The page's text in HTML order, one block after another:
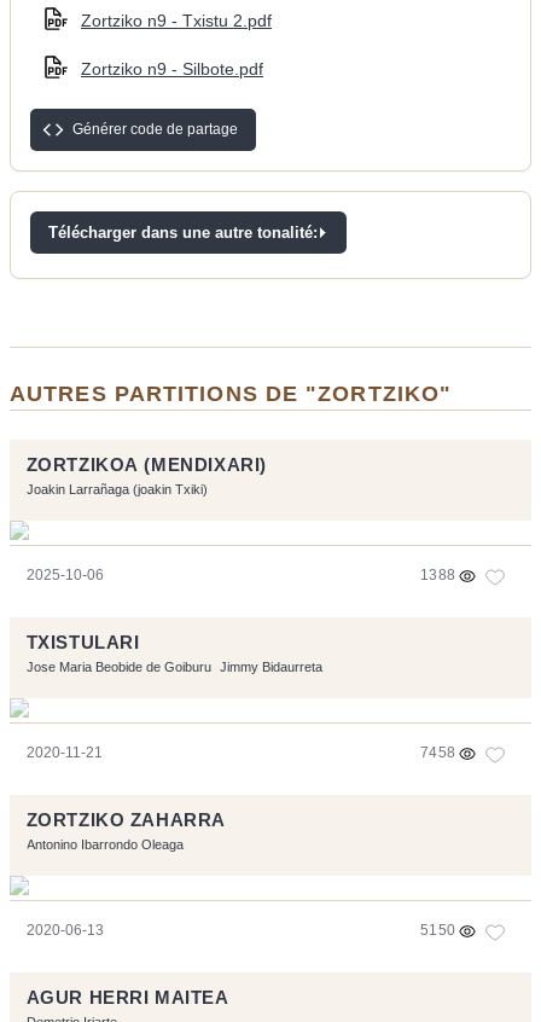
Zortziko n9 - Txistu 2.pdf
Zortziko n9 - Silbote.pdf
Générer code de partage
Télécharger dans une autre tonalité:
AUTRES PARTITIONS DE "ZORTZIKO"
ZORTZIKOA (MENDIXARI)
Joakin Larrañaga (joakin Txiki)
2025-10-06 1388
TXISTULARI
Jose Maria Beobide de Goiburu Jimmy Bidaurreta
2020-11-21 7458
ZORTZIKO ZAHARRA
Antonino Ibarrondo Oleaga
2020-06-13 5150
AGUR HERRI MAITEA